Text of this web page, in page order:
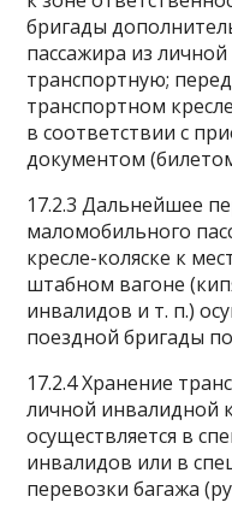
бригады
пассажира из
транспортную;
транспортном
в соответствии с
документом
17.2.3 Дальнейшее
маломобильного
кресле-коляске к
штабном вагоне
инвалидов и т. п.)
поездной бригады
17.2.4 Хранение
личной инвалидной
осуществляется в
инвалидов или в
перевозки багажа